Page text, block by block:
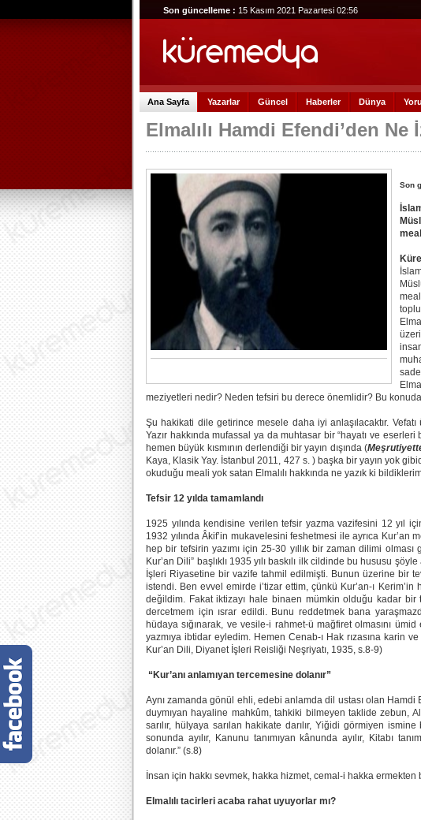
Son güncelleme : 15 Kasım 2021 Pazartesi 02:56
Ana Sayfa Yazarlar Güncel Haberler Dünya
Elmalılı Hamdi Efendi’den Ne
Son
meziyetleri nedir? Neden tefsiri bu derece önemlidir? Bu
Şu hakikati dile getirince mesele daha iyi anlaşılacaktır.
Yazır hakkında mufassal ya da muhtasar bir “hayatı ve eserleri
hemen büyük kısmının derlendiği bir yayın dışında (
Kaya, Klasik Yay. İstanbul 2011, 427 s. ) başka bir yayın yok
okuduğu meali yok satan Elmalılı hakkında ne yazık ki
Tefsir 12 yılda tamamlandı
1925 yılında kendisine verilen tefsir yazma vazifesini 12 yıl
1932 yılında Âkif’in mukavelesini feshetmesi ile ayrıca Kur’an
hep bir tefsirin yazımı için 25-30 yıllık bir zaman dilimi
Kur’an Dili” başlıklı 1935 yılı baskılı ilk cildinde bu hususu
İşleri Riyasetine bir vazife tahmil edilmişti. Bunun üzerine bir
istendi. Ben evvel emirde i’tizar ettim, çünkü Kur’an-ı
değildim. Fakat iktizayı hale binaen mümkin olduğu kadar
dercetmem için ısrar edildi. Bunu reddetmek bana
hüdaya sığınarak, ve vesile-i rahmet-ü mağfiret olmasını
yazmıya ibtidar eyledim. Hemen Cenab-ı Hak rızasına karin
Kur’an Dili, Diyanet İşleri Reisliği Neşriyatı, 1935, s.8-9)
“Kur’anı anlamıyan tercemesine dolanır”
Aynı zamanda gönül ehli, edebi anlamda dil ustası olan Hamdi
duymıyan hayaline mahkûm, tahkiki bilmeyen taklide zebun,
sarılır, hülyaya sarılan hakikate darılır, Yiğidi görmiyen
sonunda ayılır, Kanunu tanımıyan kânunda ayılır, Kitabı
dolanır.” (s.8)
İnsan için hakkı sevmek, hakka hizmet, cemal-i hakka
Elmalılı tacirleri acaba rahat uyuyorlar mı?